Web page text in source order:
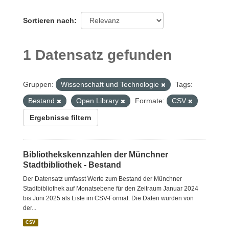
Sortieren nach
1 Datensatz gefunden
Gruppen: Wissenschaft und Technologie
Tags:
Bestand
Open Library Formate: CSV
Ergebnisse filtern
Bibliothekskennzahlen der Münchner
Stadtbibliothek - Bestand
Der Datensatz umfasst Werte zum Bestand der Münchner
Stadtbibliothek auf Monatsebene für den Zeitraum Januar 2024
bis Juni 2025 als Liste im CSV-Format. Die Daten wurden von
der...
CSV